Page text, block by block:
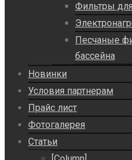
Фильтры
Песчаные
бассейна
Новинки
Условия партнерам
Прайс лист
Фотогалерея
Статьи